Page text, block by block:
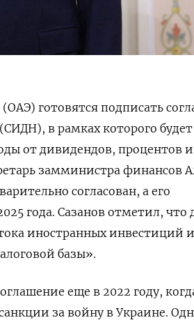
готовятся подписать
в рамках которого будет
от дивидендов, процентов и
замминистра финансов
согласован, а его
года. Сазанов отметил, что
иностранных инвестиций
базы».
еще в 2022 году,
за войну в Украине.